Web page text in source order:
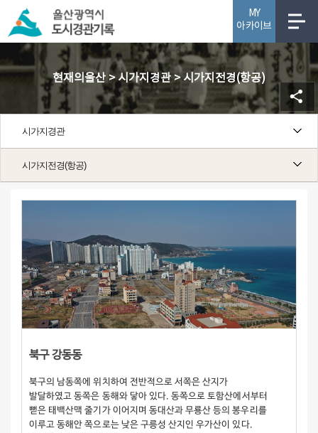
MY
아카이브
현재의울산 > 시가지경관 > 시가지전경(항공)
시가지경관
시가지전경(항공)
시가지전경(항공)
북구 강동동
북구의 남동쪽에 위치하여 전반적으로 서쪽은 산지가
발달하였고 동쪽은 동해와 닿아 있다. 동쪽으로 토함산에서부터
뻗은 태백산맥 줄기가 이어지며 동대산과 무룡산 등의 봉우리를
이루고 동해안 쪽으로는 낮은 구릉성 산지인 우가산이 있다.